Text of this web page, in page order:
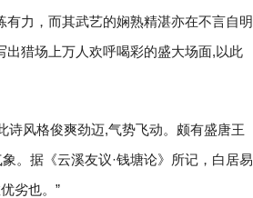
力，而其武艺的娴熟精湛亦在不言自明
猎场上万人欢呼喝彩的盛大场面,以此
诗风格俊爽劲迈,气势飞动。颇有盛唐王
。据《云溪友议·钱塘论》所记， 白居易
劣也。”